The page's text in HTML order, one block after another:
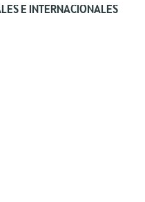
E INTERNACIONALES